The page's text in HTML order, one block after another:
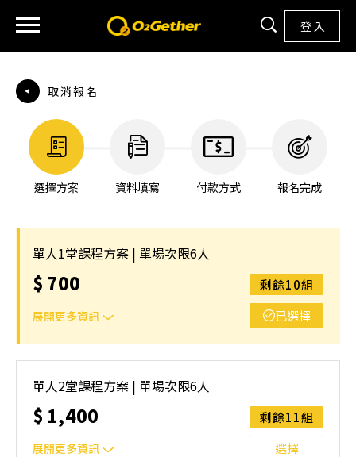
登 入
取消報名
選擇方案 資料填寫 付款方式 報名完成
單人1堂課程方案 | 單場次限6人
$ 700
展開更多資訊
剩餘10組
已選擇
邀請親友一同報名參加，一起精進匹克球基本功！ 如人數
未達開班門檻，或因天候不佳無法如期舉行，POA將視情況
安排延期或併班處理。 ⚠️ 報名完成後，如因天候因素無法
上課，僅提供課程延期選項，恕不退費，請參閱【報名與課
程異動規則】。報名後視為您已同意上述規則。
單人2堂課程方案 | 單場次限6人
$ 1,400
展開更多資訊
剩餘11組
選擇